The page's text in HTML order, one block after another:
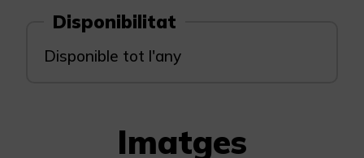
Disponibilitat
Disponible tot l'any
Imatges